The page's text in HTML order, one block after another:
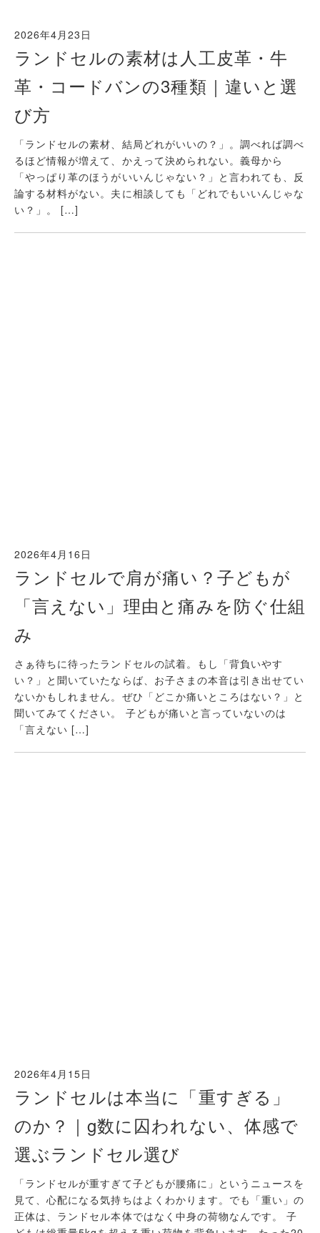
2026年4月23日
ランドセルの素材は人工皮革・牛
革・コードバンの3種類｜違いと選
び方
「ランドセルの素材、結局どれがいいの？」。調べれば調べ
るほど情報が増えて、かえって決められない。義母から
「やっぱり革のほうがいいんじゃない？」と言われても、反
論する材料がない。夫に相談しても「どれでもいいんじゃな
い？」。 […]
2026年4月16日
ランドセルで肩が痛い？子どもが
「言えない」理由と痛みを防ぐ仕組
み
さぁ待ちに待ったランドセルの試着。もし「背負いやす
い？」と聞いていたならば、お子さまの本音は引き出せてい
ないかもしれません。ぜひ「どこか痛いところはない？」と
聞いてみてください。 子どもが痛いと言っていないのは
「言えない […]
2026年4月15日
ランドセルは本当に「重すぎる」
のか？｜g数に囚われない、体感で
選ぶランドセル選び
「ランドセルが重すぎて子どもが腰痛に」というニュースを
見て、心配になる気持ちはよくわかります。でも「重い」の
正体は、ランドセル本体ではなく中身の荷物なんです。 子